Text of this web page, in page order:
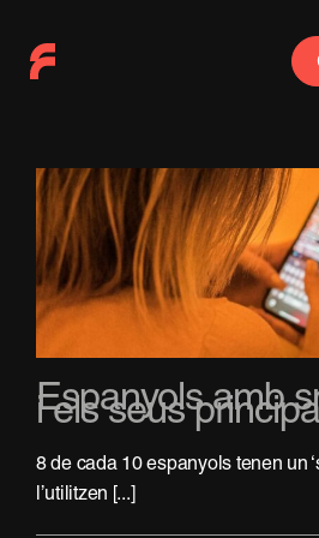
content
Espanyols amb
i els seus
8 de cada 10 espanyols tenen un
l’utilitzen [...]